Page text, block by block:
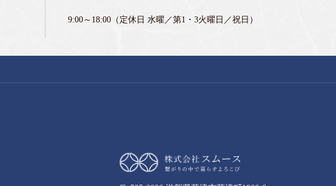
9:00～18:00 （定休日 水曜／第1・3火曜日／祝日）